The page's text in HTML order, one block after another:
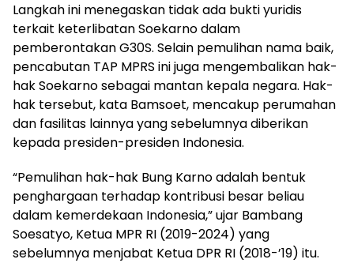
Langkah ini menegaskan tidak ada bukti yuridis
terkait keterlibatan Soekarno dalam
pemberontakan G30S. Selain pemulihan nama baik,
pencabutan TAP MPRS ini juga mengembalikan hak-
hak Soekarno sebagai mantan kepala negara. Hak-
hak tersebut, kata Bamsoet, mencakup perumahan
dan fasilitas lainnya yang sebelumnya diberikan
kepada presiden-presiden Indonesia.
“Pemulihan hak-hak Bung Karno adalah bentuk
penghargaan terhadap kontribusi besar beliau
dalam kemerdekaan Indonesia,” ujar Bambang
Soesatyo, Ketua MPR RI (2019-2024) yang
sebelumnya menjabat Ketua DPR RI (2018-’19) itu.